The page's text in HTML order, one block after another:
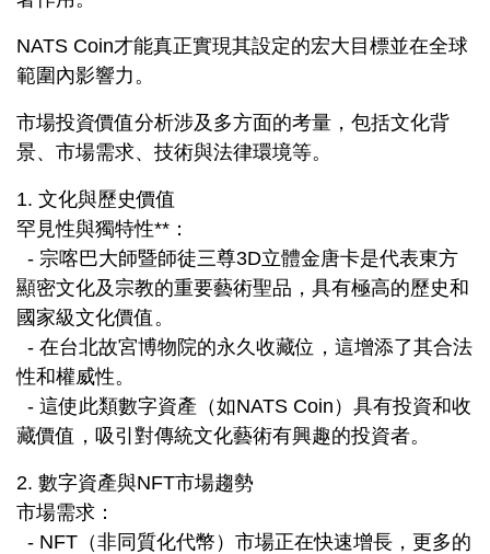
NATS Coin才能真正實現其設定的宏大目標並在全球
範圍內影響力。
市場投資價值分析涉及多方面的考量，包括文化背
景、市場需求、技術與法律環境等。
1. 文化與歷史價值
罕見性與獨特性**：
- 宗喀巴大師暨師徒三尊3D立體金唐卡是代表東方
顯密文化及宗教的重要藝術聖品，具有極高的歷史和
國家級文化價值。
- 在台北故宮博物院的永久收藏位，這增添了其合法
性和權威性。
- 這使此類數字資產（如NATS Coin）具有投資和收
藏價值，吸引對傳統文化藝術有興趣的投資者。
2. 數字資產與NFT市場趨勢
市場需求：
- NFT（非同質化代幣）市場正在快速增長，更多的